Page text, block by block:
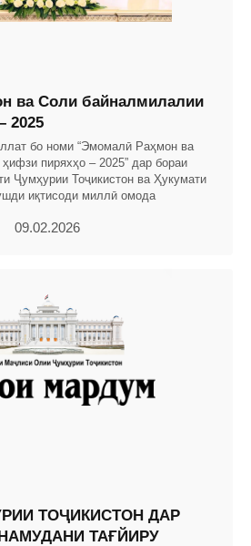
ва Соли байналмилалии
2025
бо номи “Эмомалӣ Раҳмон ва
пиряхҳо – 2025” дар бораи
Ҷумҳурии Тоҷикистон ва Ҳукумати
иқтисоди миллӣ омода
09.02.2026
ТОҶИКИСТОН ДАР
ТАҒЙИРУ